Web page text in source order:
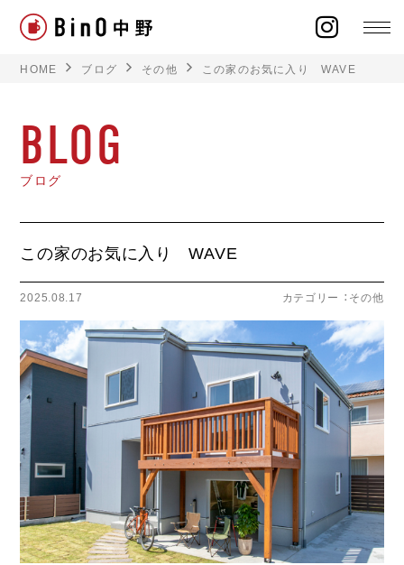
ラインナップ
施工事例
オーナー様の声
モデルハウス
ライフスタイル
クオリティ
お知らせ
ブログ
HOME ブログ その他 この家のお気に入り WAVE
BLOG
ブログ
この家のお気に入り WAVE
2025.08.17 カテゴリー ： その他